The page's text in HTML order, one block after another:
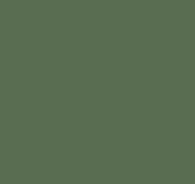
till annan webbplats.